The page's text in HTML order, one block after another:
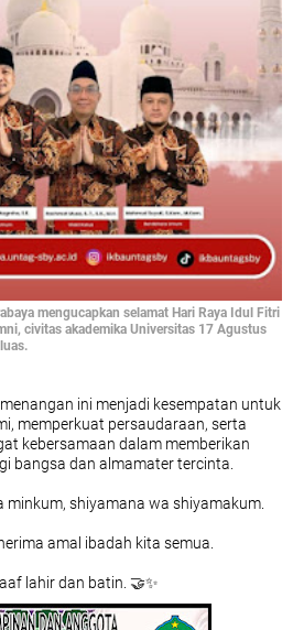
mengucapkan selamat Hari Raya Idul Fitri
civitas akademika Universitas 17 Agustus
ini menjadi kesempatan untuk
memperkuat persaudaraan, serta
kebersamaan dalam memberikan
bangsa dan almamater tercinta.
shiyamana wa shiyamakum.
amal ibadah kita semua.
lahir dan batin. 🤝✨